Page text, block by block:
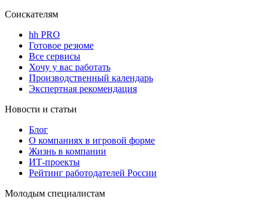
Соискателям
hh PRO
Готовое резюме
Все сервисы
Хочу у вас работать
Производственный календарь
Экспертная рекомендация
Новости и статьи
Блог
О компаниях в игровой форме
Жизнь в компании
ИТ-проекты
Рейтинг работодателей России
Молодым специалистам